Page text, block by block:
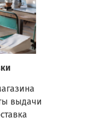
выдачи